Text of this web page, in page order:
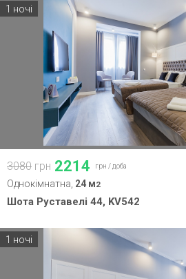
1 ночі
3080 грн 2214 грн / доба
Однокімнатна, 24 м2
Шота Руставелі 44, KV542
1 ночі